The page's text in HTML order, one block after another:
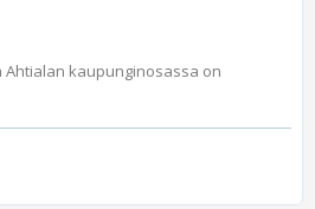
kaupunginosassa on